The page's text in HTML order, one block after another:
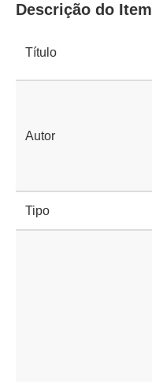
Descrição do Item
Título
Autor
Tipo